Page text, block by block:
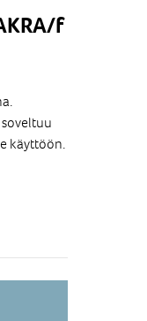
f
käyttöön.